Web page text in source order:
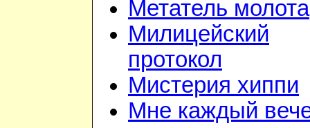
Метатель молота
Милицейский
протокол
Мистерия хиппи
Мне каждый